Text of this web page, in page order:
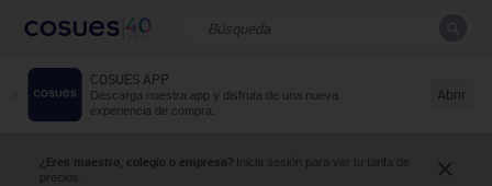
COSUES APP
Descarga nuestra app y disfruta de una nueva
experiencia de compra.
Abrir
¿Eres maestro, colegio o empresa? Inicia sesión para ver tu tarifa de
precios.
Resultados de la búsqueda